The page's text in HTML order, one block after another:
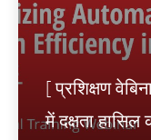
[ प्रशिक्षण
में दक्षता